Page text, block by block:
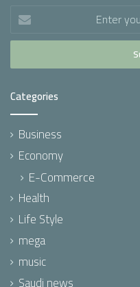
Enter
your
Email
Categories
Business
Economy
E-Commerce
Health
Life Style
mega
music
Saudi news